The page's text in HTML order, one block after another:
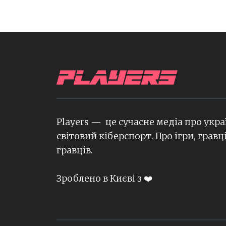
Players — це сучасне медіа про
світовий кіберспорт. Про ігри,
гравців.
Зроблено в Києві з ❤️